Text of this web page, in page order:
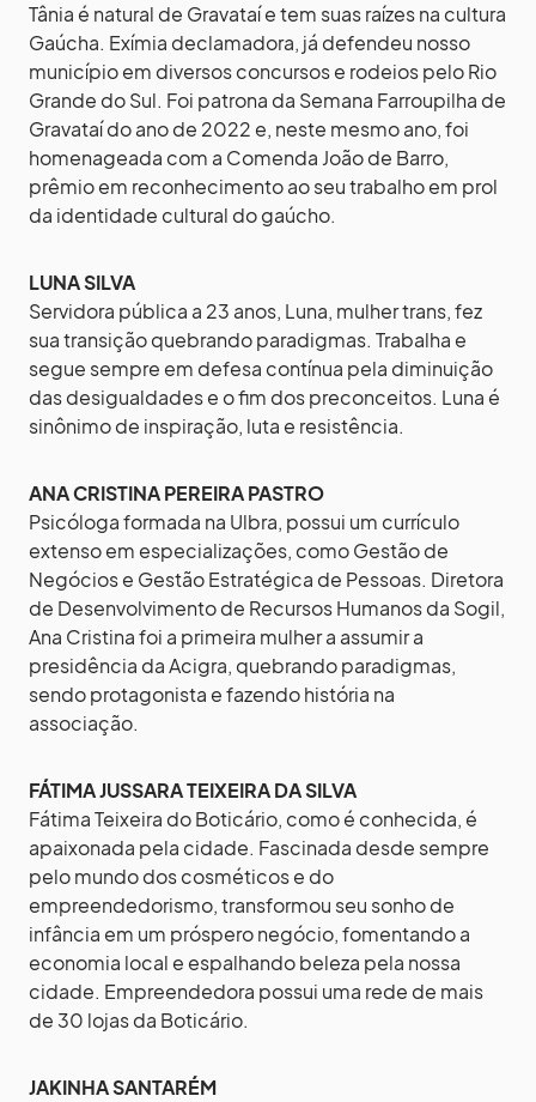
Tânia é natural de Gravataí e tem suas raízes na cultura
Gaúcha. Exímia declamadora, já defendeu nosso
município em diversos concursos e rodeios pelo Rio
Grande do Sul. Foi patrona da Semana Farroupilha de
Gravataí do ano de 2022 e, neste mesmo ano, foi
homenageada com a Comenda João de Barro,
prêmio em reconhecimento ao seu trabalho em prol
da identidade cultural do gaúcho.
LUNA SILVA
Servidora pública a 23 anos, Luna, mulher trans, fez
sua transição quebrando paradigmas. Trabalha e
segue sempre em defesa contínua pela diminuição
das desigualdades e o fim dos preconceitos. Luna é
sinônimo de inspiração, luta e resistência.
ANA CRISTINA PEREIRA PASTRO
Psicóloga formada na Ulbra, possui um currículo
extenso em especializações, como Gestão de
Negócios e Gestão Estratégica de Pessoas. Diretora
de Desenvolvimento de Recursos Humanos da Sogil,
Ana Cristina foi a primeira mulher a assumir a
presidência da Acigra, quebrando paradigmas,
sendo protagonista e fazendo história na
associação.
FÁTIMA JUSSARA TEIXEIRA DA SILVA
Fátima Teixeira do Boticário, como é conhecida, é
apaixonada pela cidade. Fascinada desde sempre
pelo mundo dos cosméticos e do
empreendedorismo, transformou seu sonho de
infância em um próspero negócio, fomentando a
economia local e espalhando beleza pela nossa
cidade. Empreendedora possui uma rede de mais
de 30 lojas da Boticário.
JAKINHA SANTARÉM